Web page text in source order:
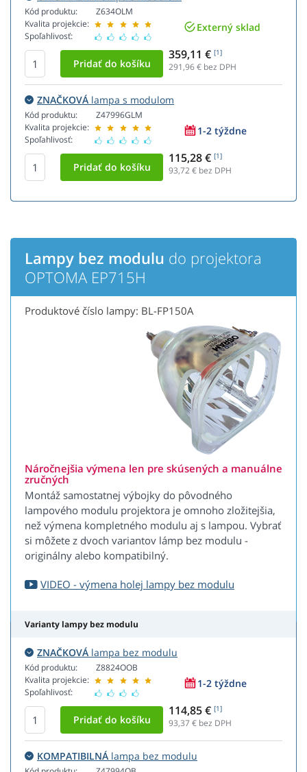
Kód produktu:
Kvalita projekcie:
Spoľahlivosť:
Z634OLM
Externý sklad
359,11 € [1]
291,96€ bez DPH
ZNAČKOVÁ lampa s modulom
Kód produktu:
Kvalita projekcie:
Spoľahlivosť:
Z47996GLM
1-2 týždne
115,28 € [1]
93,72€ bez DPH
Lampy bez modulu do projektora
OPTOMA EP715H
Produktové číslo lampy: BL-FP150A
Náročnejšia výmena len pre skúsených a manuálne
zručných
Montáž samostatnej výbojky do pôvodného
lampového modulu projektora je omnoho zložitejšia,
než výmena kompletného modulu aj s lampou. Vybrať
si môžete z dvoch variantov lámp bez modulu -
originálny alebo kompatibilný.
VIDEO - výmena holej lampy bez modulu
Varianty lampy bez modulu
ZNAČKOVÁ lampa bez modulu
Kód produktu:
Kvalita projekcie:
Spoľahlivosť:
Z8824OOB
1-2 týždne
114,85 € [1]
93,37 € bez DPH
KOMPATIBILNÁ lampa bez modulu